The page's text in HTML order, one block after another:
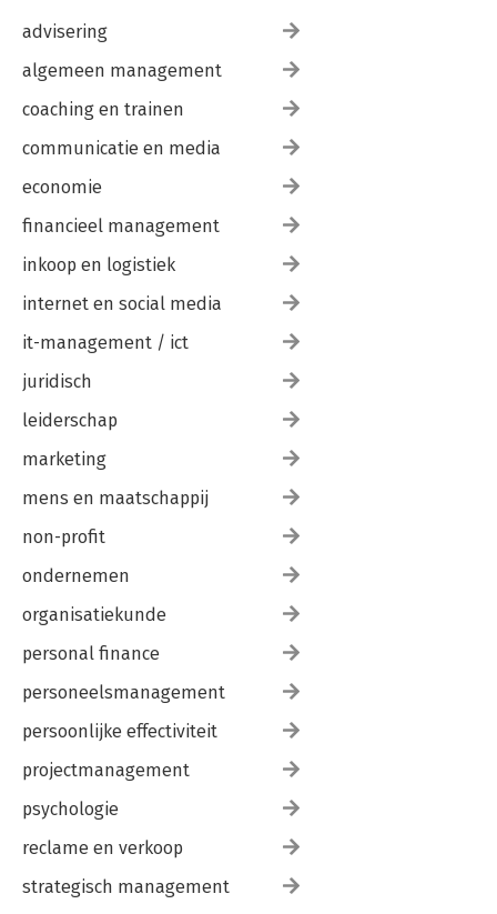
advisering
algemeen management
coaching en trainen
communicatie en media
economie
financieel management
inkoop en logistiek
internet en social media
it-management / ict
juridisch
leiderschap
marketing
mens en maatschappij
non-profit
ondernemen
organisatiekunde
personal finance
personeelsmanagement
persoonlijke effectiviteit
projectmanagement
psychologie
reclame en verkoop
strategisch management